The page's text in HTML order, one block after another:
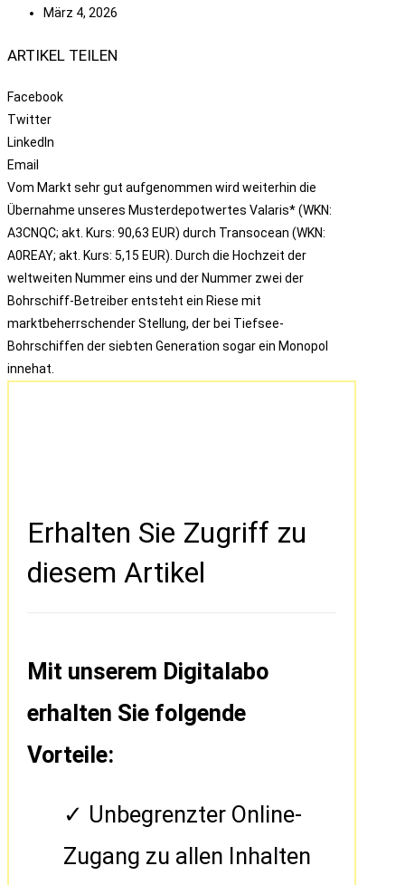
März 4, 2026
ARTIKEL TEILEN
Facebook
Twitter
LinkedIn
Email
Vom Markt sehr gut aufgenommen wird weiterhin die
Übernahme unseres Musterdepotwertes Valaris* (WKN:
A3CNQC; akt. Kurs: 90,63 EUR) durch Transocean (WKN:
A0REAY; akt. Kurs: 5,15 EUR). Durch die Hochzeit der
weltweiten Nummer eins und der Nummer zwei der
Bohrschiff-Betreiber entsteht ein Riese mit
marktbeherrschender Stellung, der bei Tiefsee-
Bohrschiffen der siebten Generation sogar ein Monopol
innehat.
Erhalten Sie Zugriff zu
diesem Artikel
Mit unserem Digitalabo
erhalten Sie folgende
Vorteile:
Unbegrenzter Online-
Zugang zu allen Inhalten